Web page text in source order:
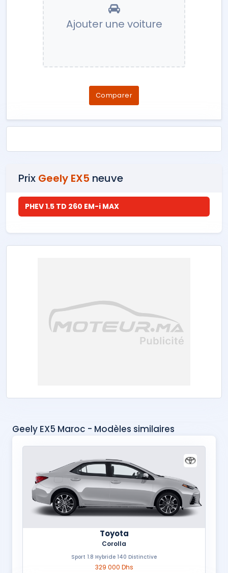
Ajouter une voiture
Comparer
Prix Geely EX5 neuve
PHEV 1.5 TD 260 EM-i MAX
Geely EX5 Maroc - Modèles similaires
Toyota
Corolla
Sport 1.8 Hybride 140 Distinctive
329 000 Dhs